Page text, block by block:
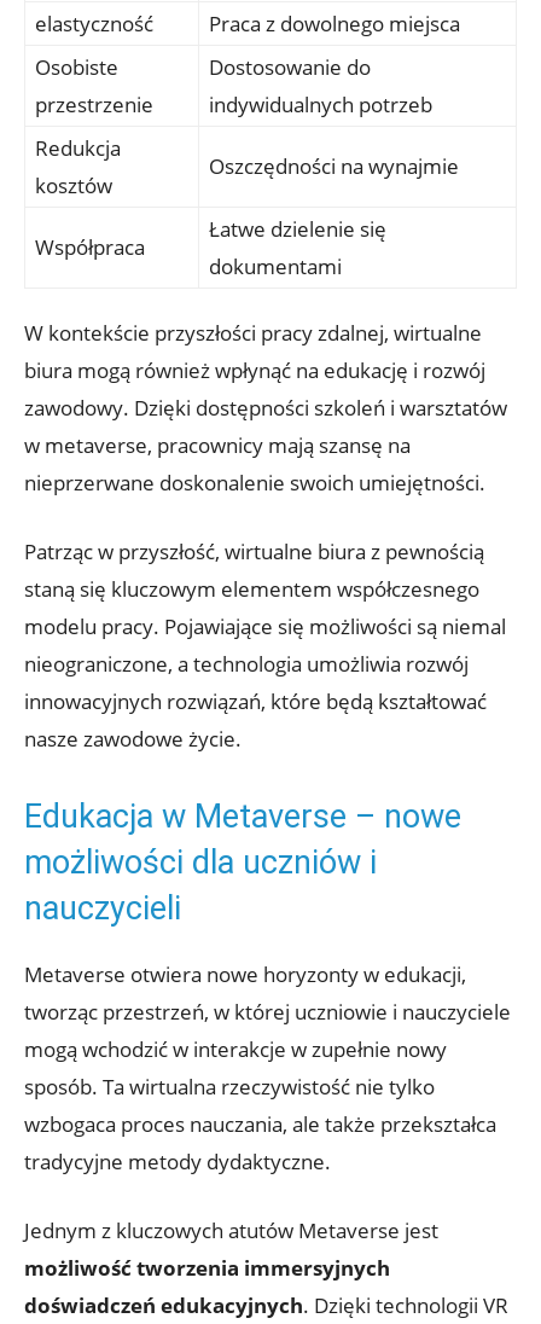
elastyczność
Praca z dowolnego miejsca
Osobiste
przestrzenie
Dostosowanie do
indywidualnych potrzeb
Redukcja
kosztów
Oszczędności na wynajmie
Współpraca
Łatwe dzielenie się
dokumentami
W kontekście przyszłości pracy zdalnej, wirtualne
biura mogą również wpłynąć na edukację i rozwój
zawodowy. Dzięki dostępności szkoleń i warsztatów
w metaverse, pracownicy mają szansę na
nieprzerwane doskonalenie swoich umiejętności.
Patrząc w przyszłość, wirtualne biura z pewnością
staną się kluczowym elementem współczesnego
modelu pracy. Pojawiające się możliwości są niemal
nieograniczone, a technologia umożliwia rozwój
innowacyjnych rozwiązań, które będą kształtować
nasze zawodowe życie.
Edukacja w Metaverse – nowe
możliwości dla uczniów i
nauczycieli
Metaverse otwiera nowe horyzonty w edukacji,
tworząc przestrzeń, w której uczniowie i nauczyciele
mogą wchodzić w interakcje w zupełnie nowy
sposób. Ta wirtualna rzeczywistość nie tylko
wzbogaca proces nauczania, ale także przekształca
tradycyjne metody dydaktyczne.
Jednym z kluczowych atutów Metaverse jest
możliwość tworzenia immersyjnych
doświadczeń edukacyjnych. Dzięki technologii VR